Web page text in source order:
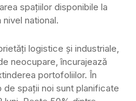
spațiilor disponibile la
national.
logistice și industriale,
neocupare, încurajează
portofoliilor. În
spații noi sunt planificate